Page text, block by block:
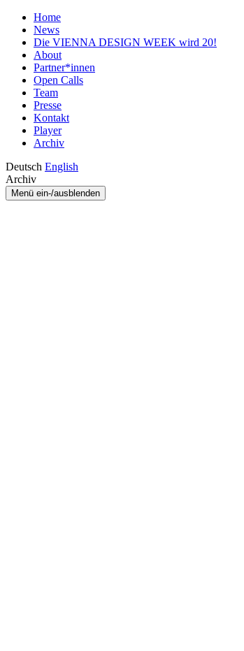
Home
News
Die VIENNA DESIGN WEEK wird 20!
About
Partner*innen
Open Calls
Team
Presse
Kontakt
Player
Archiv
Deutsch English
Archiv
Menü ein-/ausblenden